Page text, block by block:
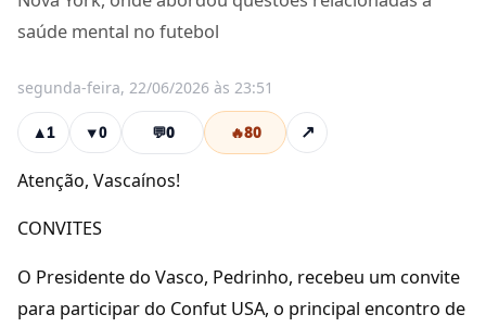
saúde mental no futebol
segunda-feira, 22/06/2026 às 23:51
▲1 ▼0 💬0 🔥80 ↗
Atenção, Vascaínos!
CONVITES
O Presidente do Vasco, Pedrinho, recebeu um convite
para participar do Confut USA, o principal encontro de